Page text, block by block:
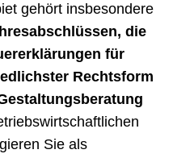
gehört insbesondere
die
für
Rechtsform
Sie als